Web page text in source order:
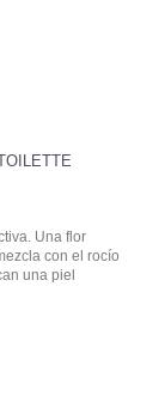
Una flor
con el rocío
una piel